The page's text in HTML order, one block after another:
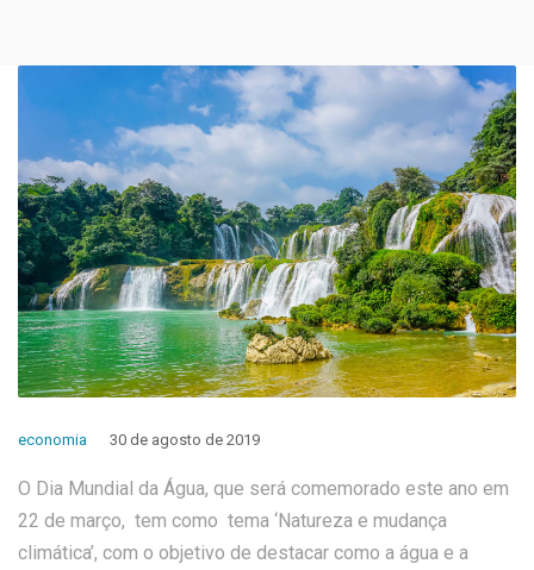
economia 30 de agosto de 2019
O Dia Mundial da Água, que será comemorado este ano em
22 de março, tem como tema ‘Natureza e mudança
climática’, com o objetivo de destacar como a água e a